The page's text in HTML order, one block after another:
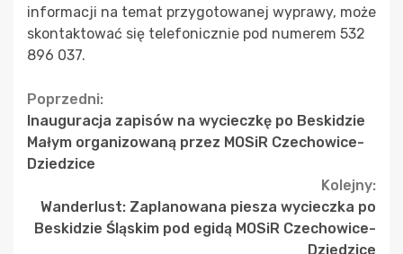
informacji na temat przygotowanej wyprawy, może
skontaktować się telefonicznie pod numerem 532
896 037.
Continue
Reading
Poprzedni:
Inauguracja zapisów na wycieczkę po Beskidzie
Małym organizowaną przez MOSiR Czechowice-
Dziedzice
Kolejny:
Wanderlust: Zaplanowana piesza wycieczka po
Beskidzie Śląskim pod egidą MOSiR Czechowice-
Dziedzice